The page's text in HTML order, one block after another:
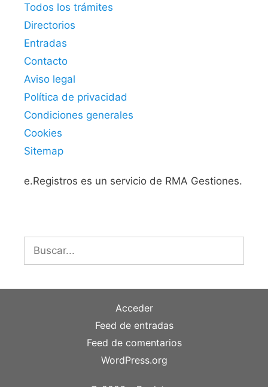
Todos los trámites
Directorios
Entradas
Contacto
Aviso legal
Política de privacidad
Condiciones generales
Cookies
Sitemap
e.Registros es un servicio de RMA Gestiones.
Buscar:
Acceder
Feed de entradas
Feed de comentarios
WordPress.org